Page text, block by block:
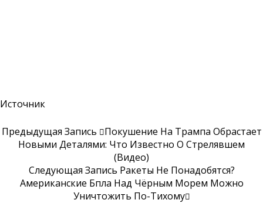
Источник
Предыдущая Запись
Покушение На Трампа Обрастает
Новыми Деталями: Что Известно О Стрелявшем
(Видео)
Следующая Запись Ракеты Не Понадобятся?
Американские Бпла Над Чёрным Морем Можно
Уничтожить По-Тихому